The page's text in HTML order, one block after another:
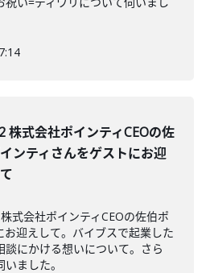
株式会社ポインティCEOの佐
ンティさんをゲストにお迎
式会社ポインティCEOの佐伯ポ
お迎えして。バイブスで起業した
談にかける想いについて。さら
ました。